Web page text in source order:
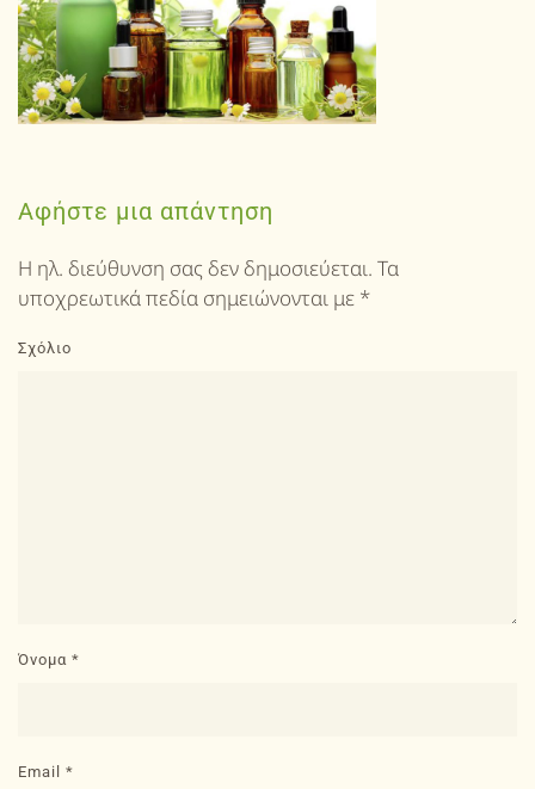
Αφήστε μια απάντηση
Η ηλ. διεύθυνση σας δεν δημοσιεύεται. Τα
υποχρεωτικά πεδία σημειώνονται με *
Σχόλιο
Όνομα *
Email *